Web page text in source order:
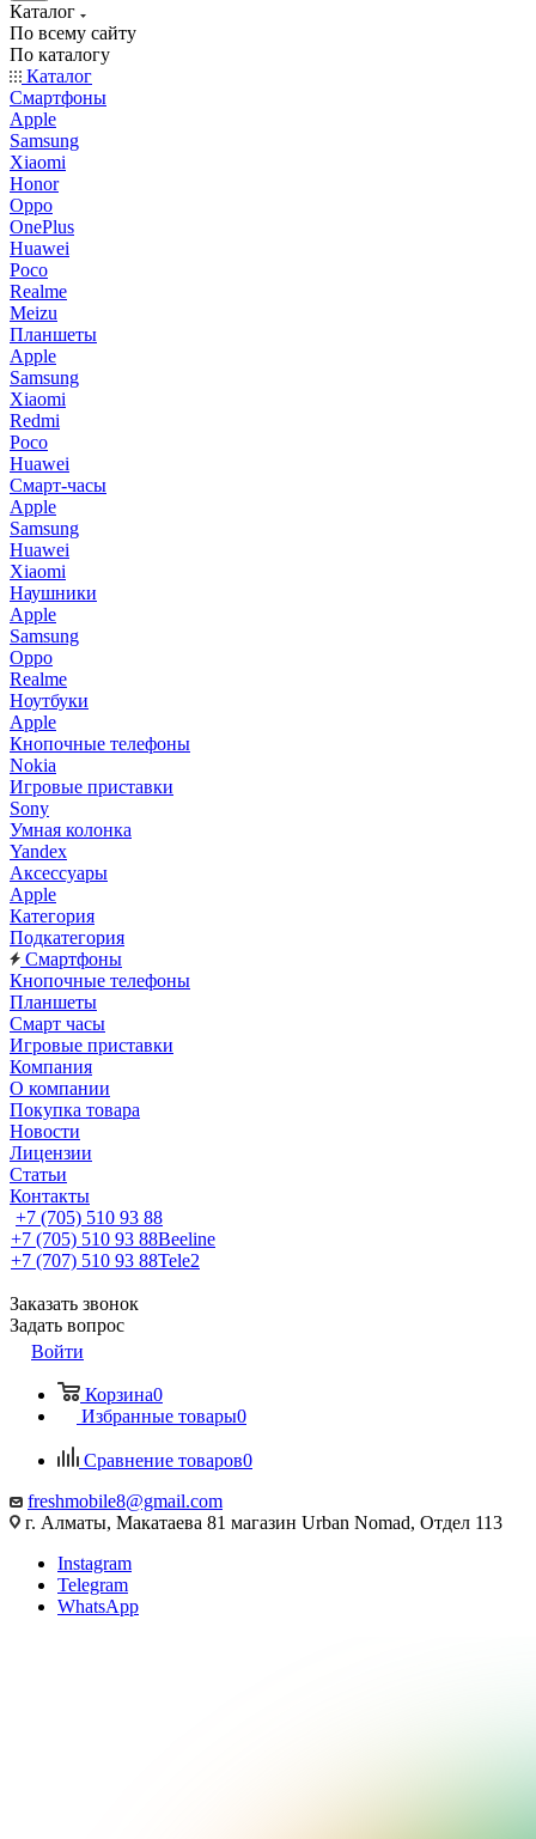
Каталог
По всему сайту
По каталогу
Каталог
Смартфоны
Apple
Samsung
Xiaomi
Honor
Oppo
OnePlus
Huawei
Poco
Realme
Meizu
Планшеты
Apple
Samsung
Xiaomi
Redmi
Poco
Huawei
Смарт-часы
Apple
Samsung
Huawei
Xiaomi
Наушники
Apple
Samsung
Oppo
Realme
Ноутбуки
Apple
Кнопочные телефоны
Nokia
Игровые приставки
Sony
Умная колонка
Yandex
Аксессуары
Apple
Категория
Подкатегория
Смартфоны
Кнопочные телефоны
Планшеты
Смарт часы
Игровые приставки
Компания
О компании
Покупка товара
Новости
Лицензии
Статьи
Контакты
+7 (705) 510 93 88
+7 (705) 510 93 88Beeline
+7 (707) 510 93 88Tele2
Заказать звонок
Задать вопрос
Войти
Корзина0
Избранные товары0
Сравнение товаров0
freshmobile8@gmail.com
г. Алматы, Макатаева 81 магазин Urban Nomad, Отдел 113
Instagram
Telegram
WhatsApp